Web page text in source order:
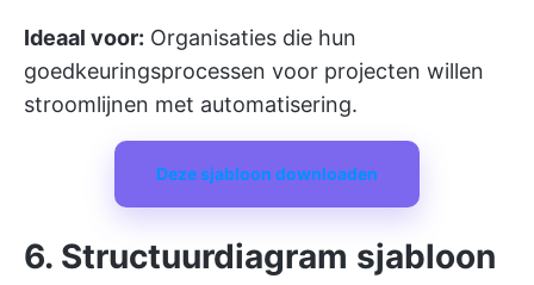
Ideaal voor: Organisaties die hun
goedkeuringsprocessen voor projecten willen
stroomlijnen met automatisering.
Deze sjabloon downloaden
6. Structuurdiagram sjabloon